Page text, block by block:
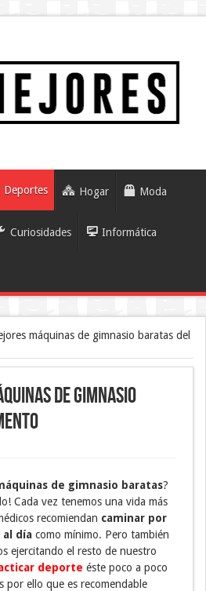
Deportes Hogar Moda
Curiosidades Informática
máquinas de gimnasio baratas del
de gimnasio
de gimnasio baratas?
Cada vez tenemos una vida más
recomiendan caminar por
al día como mínimo. Pero también
ejercitando el resto de nuestro
deporte éste poco a poco
por ello que es recomendable